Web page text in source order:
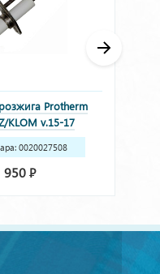
Protherm
KLOM v.15-17
0020027508
950 Р